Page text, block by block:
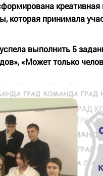
которая принимала
выполнить 5
«Может только